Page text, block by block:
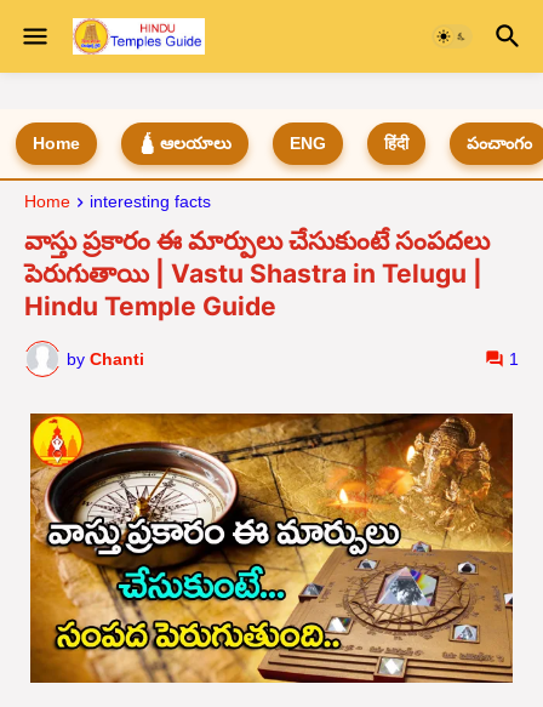
Home 🛕 ఆలయాలు ENG हिंदी పంచాంగం
Home interesting facts
వాస్తు ప్రకారం ఈ మార్పులు చేసుకుంటే సంపదలు
పెరుగుతాయి | Vastu Shastra in Telugu |
Hindu Temple Guide
by Chanti 1